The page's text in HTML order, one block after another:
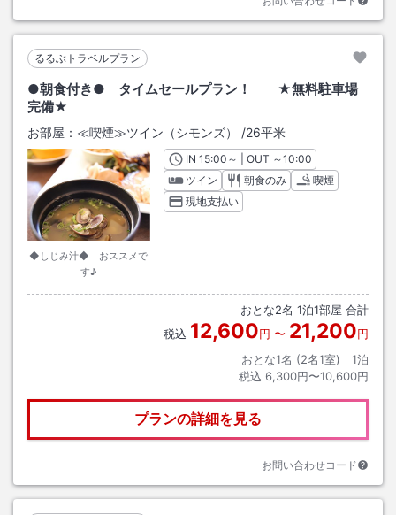
るるぶトラベルプラン
●朝食付き● タイムセールプラン！ ★無料駐車場
完備★
お部屋： ≪喫煙≫ツイン（シモンズ） /26平米
◆しじみ汁◆ おススメで
す♪
INチェックイン
15:00 ～ | OUT チェックアウト
～10:00
ツイン
朝食のみ
喫煙
現地支払い
おとな2名 1泊1部屋 合計
税込 12,600円 〜 21,200円
おとな1名 (2名1室)｜ 1泊
税込 6,300円〜10,600円
プランの詳細を見る
お問い合わせコード